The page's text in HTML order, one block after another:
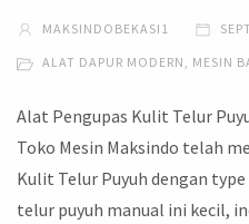
MAKSINDOBEKASI1
ALAT DAPUR MODERN MESIN
Alat Pengupas Kulit Telur
Toko Mesin Maksindo telah
Kulit Telur Puyuh dengan
telur puyuh manual ini kecil,